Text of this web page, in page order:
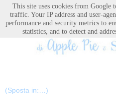
This site uses cookies from Google
traffic. Your IP address and user-
performance and security metrics to
statistics, and to detect and